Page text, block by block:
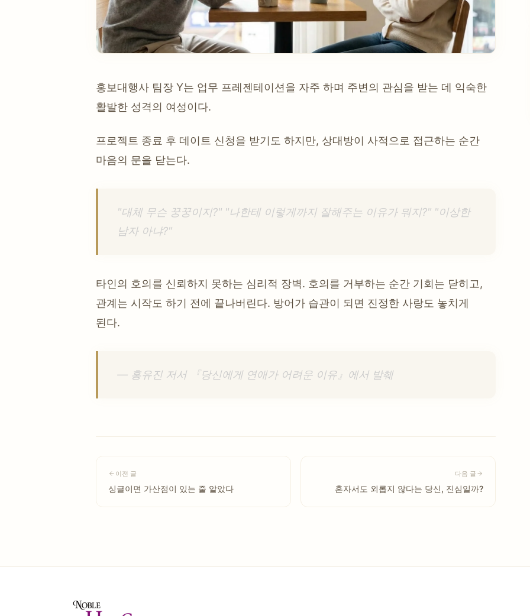
홍보대행사 팀장 Y는 업무 프레젠테이션을 자주 하며 주변의 관심을 받는 데 익숙한
활발한 성격의 여성이다.
프로젝트 종료 후 데이트 신청을 받기도 하지만, 상대방이 사적으로 접근하는 순간
마음의 문을 닫는다.
"대체 무슨 꿍꿍이지?" "나한테 이렇게까지 잘해주는 이유가 뭐지?" "이상한
남자 아냐?"
타인의 호의를 신뢰하지 못하는 심리적 장벽. 호의를 거부하는 순간 기회는 닫히고,
관계는 시작도 하기 전에 끝나버린다. 방어가 습관이 되면 진정한 사랑도 놓치게
된다.
— 홍유진 저서 『당신에게 연애가 어려운 이유』에서 발췌
이전 글
싱글이면 가산점이 있는 줄 알았다
다음 글
혼자서도 외롭지 않다는 당신, 진심일까?